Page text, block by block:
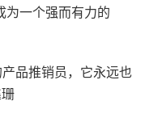
为一个强而有力的
品推销员，它永远也